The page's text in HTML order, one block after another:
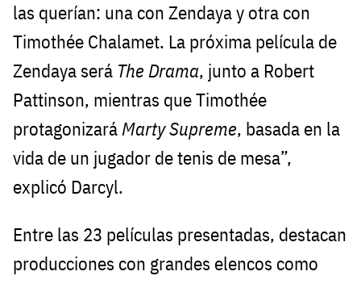
las querían: una con Zendaya y otra con
Timothée Chalamet. La próxima película de
Zendaya será The Drama, junto a Robert
Pattinson, mientras que Timothée
protagonizaráMarty Supreme, basada en la
vida de un jugador de tenis de mesa”,
explicó Darcyl.
Entre las 23 películas presentadas, destacan
producciones con grandes elencos como